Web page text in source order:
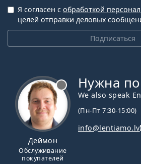
Подписаться
Я согласен с обработкой
целей отправки деловых
Деймон
Обслуживание
покупателей
Нужна
We also speak
(Пн-Пт 7:30-15:00)
info@lentiamo.lv